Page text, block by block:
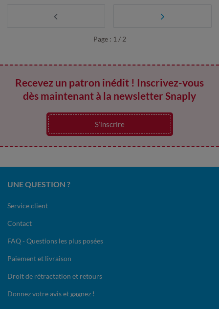
Page : 1 / 2
Recevez un patron inédit ! Inscrivez-vous
dès maintenant à la newsletter Snaply
S’inscrire
UNE QUESTION ?
Service client
Contact
FAQ - Questions les plus posées
Paiement et livraison
Droit de rétractation et retours
Donnez votre avis et gagnez !